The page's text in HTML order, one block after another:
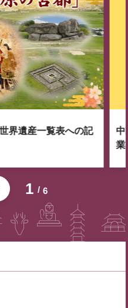
1 6
界遺産一覧表への記
中
業